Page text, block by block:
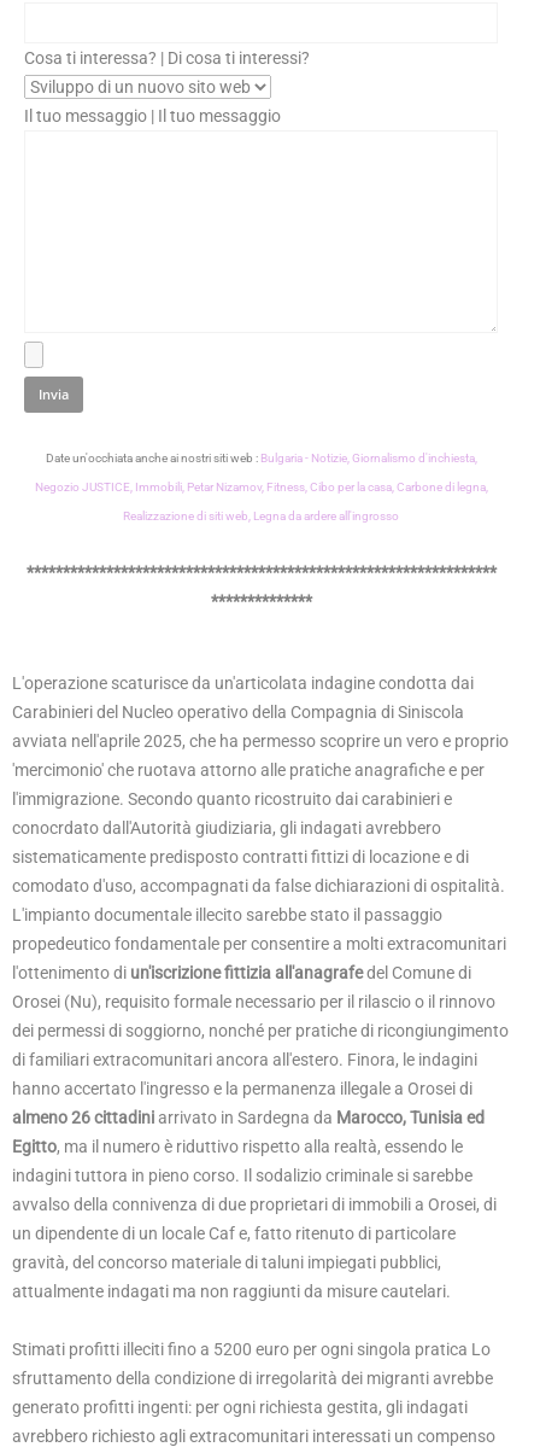
Cosa ti interessa? | Di cosa ti interessi?
Il tuo messaggio | Il tuo messaggio
Date un'occhiata anche ai nostri siti web : Bulgaria - Notizie, Giornalismo d'inchiesta,
Negozio JUSTICE, Immobili, Petar Nizamov, Fitness, Cibo per la casa, Carbone di legna,
Realizzazione di siti web, Legna da ardere all'ingrosso
*****************************************************************
**************
L'operazione scaturisce da un'articolata indagine condotta dai
Carabinieri del Nucleo operativo della Compagnia di Siniscola
avviata nell'aprile 2025, che ha permesso scoprire un vero e proprio
'mercimonio' che ruotava attorno alle pratiche anagrafiche e per
l'immigrazione. Secondo quanto ricostruito dai carabinieri e
conocrdato dall'Autorità giudiziaria, gli indagati avrebbero
sistematicamente predisposto contratti fittizi di locazione e di
comodato d'uso, accompagnati da false dichiarazioni di ospitalità.
L'impianto documentale illecito sarebbe stato il passaggio
propedeutico fondamentale per consentire a molti extracomunitari
l'ottenimento di un'iscrizione fittizia all'anagrafedel Comune di
Orosei (Nu), requisito formale necessario per il rilascio o il rinnovo
dei permessi di soggiorno, nonché per pratiche di ricongiungimento
di familiari extracomunitari ancora all'estero. Finora, le indagini
hanno accertato l'ingresso e la permanenza illegale a Orosei di
almeno 26 cittadiniarrivato in Sardegna da Marocco, Tunisia ed
Egitto, ma il numero è riduttivo rispetto alla realtà, essendo le
indagini tuttora in pieno corso. Il sodalizio criminale si sarebbe
avvalso della connivenza di due proprietari di immobili a Orosei, di
un dipendente di un locale Caf e, fatto ritenuto di particolare
gravità, del concorso materiale di taluni impiegati pubblici,
attualmente indagati ma non raggiunti da misure cautelari.
Stimati profitti illeciti fino a 5200 euro per ogni singola pratica Lo
sfruttamento della condizione di irregolarità dei migranti avrebbe
generato profitti ingenti: per ogni richiesta gestita, gli indagati
avrebbero richiesto agli extracomunitari interessati un compenso